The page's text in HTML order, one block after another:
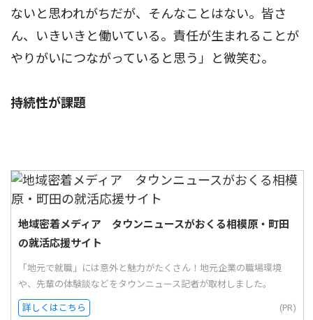
ないと思われがちだが、そんなことはない。皆さ
ん、いきいきと働いている。責任が生まれることが
やりがいにつながっていると思う」と微笑む。
持続性が課題
地域密着メディア タウンニュースがおくる相模原・町田
の就活応援サイト
「地元で就職」には意外と魅力がたくさん！地元企業の職場環境
や、先輩の体験談などをタウンニュース記者が取材しました。
詳しくはこちら (PR)